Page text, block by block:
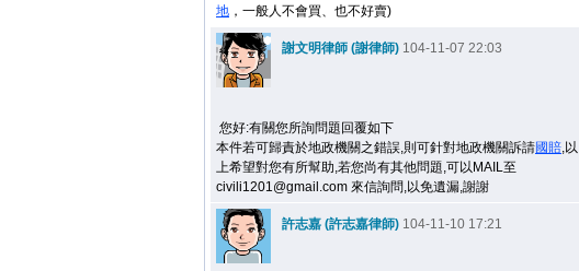
地 ，一般人不會買、也不好賣)
謝文明律師 (謝律師) 104-11-07 22:03
您好:有關您所詢問題回覆如下
本件若可歸責於地政機關之錯誤,則可針對地政機關訴請國賠,以
上希望對您有所幫助,若您尚有其他問題,可以MAIL至
civili1201@gmail.com 來信詢問,以免遺漏,謝謝
許志嘉 (許志嘉律師) 104-11-10 17:21